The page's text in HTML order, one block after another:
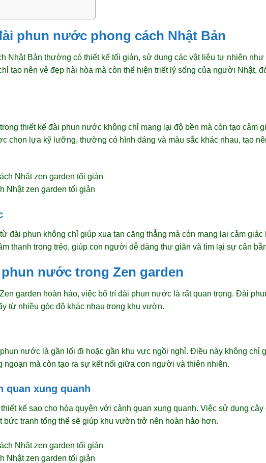
phun nước phong cách Nhật Bản
Nhật Bản thường có thiết kế tối giản, sử dụng các vật liệu tự nhiên như
tạo nên vẻ đẹp hài hòa mà còn thể hiện triết lý sống của người Nhật,
trong thiết kế đài phun nước không chỉ mang lại độ bền mà còn tạo cảm
chọn lựa kỹ lưỡng, thường có hình dáng và màu sắc khác nhau, tạo
Nhật zen garden tối giản
đài phun không chỉ giúp xua tan căng thẳng mà còn mang lại cảm
thanh trong trẻo, giúp con người dễ dàng thư giãn và tìm lại sự cân
nước trong Zen garden
garden hoàn hảo, việc bố trí đài phun nước là rất quan trọng. Đài
từ nhiều góc độ khác nhau trong khu vườn.
nước là gần lối đi hoặc gần khu vực ngồi nghỉ. Điều này không chỉ
mà còn tạo ra sự kết nối giữa con người và thiên nhiên.
quan xung quanh
kế sao cho hòa quyện với cảnh quan xung quanh. Việc sử dụng cây
bức tranh tổng thể sẽ giúp khu vườn trở nên hoàn hảo hơn.
Nhật zen garden tối giản